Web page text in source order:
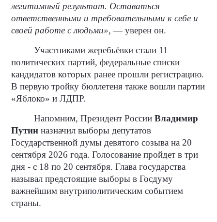
легитимный результат. Оставаться
ответственными и требовательными к себе и
своей работе с людьми», — уверен он.
Участниками жеребьёвки стали 11
политических партий, федеральные списки
кандидатов которых ранее прошли регистрацию.
В первую тройку бюллетеня также вошли партии
«Яблоко» и ЛДПР.
Напомним, Президент РоссииВладимир
Путин назначил выборы депутатов
Государственной думы девятого созыва на 20
сентября 2026 года. Голосование пройдет в три
дня - с 18 по 20 сентября. Глава государства
называл предстоящие выборы в Госдуму
важнейшим внутриполитическим событием
страны.